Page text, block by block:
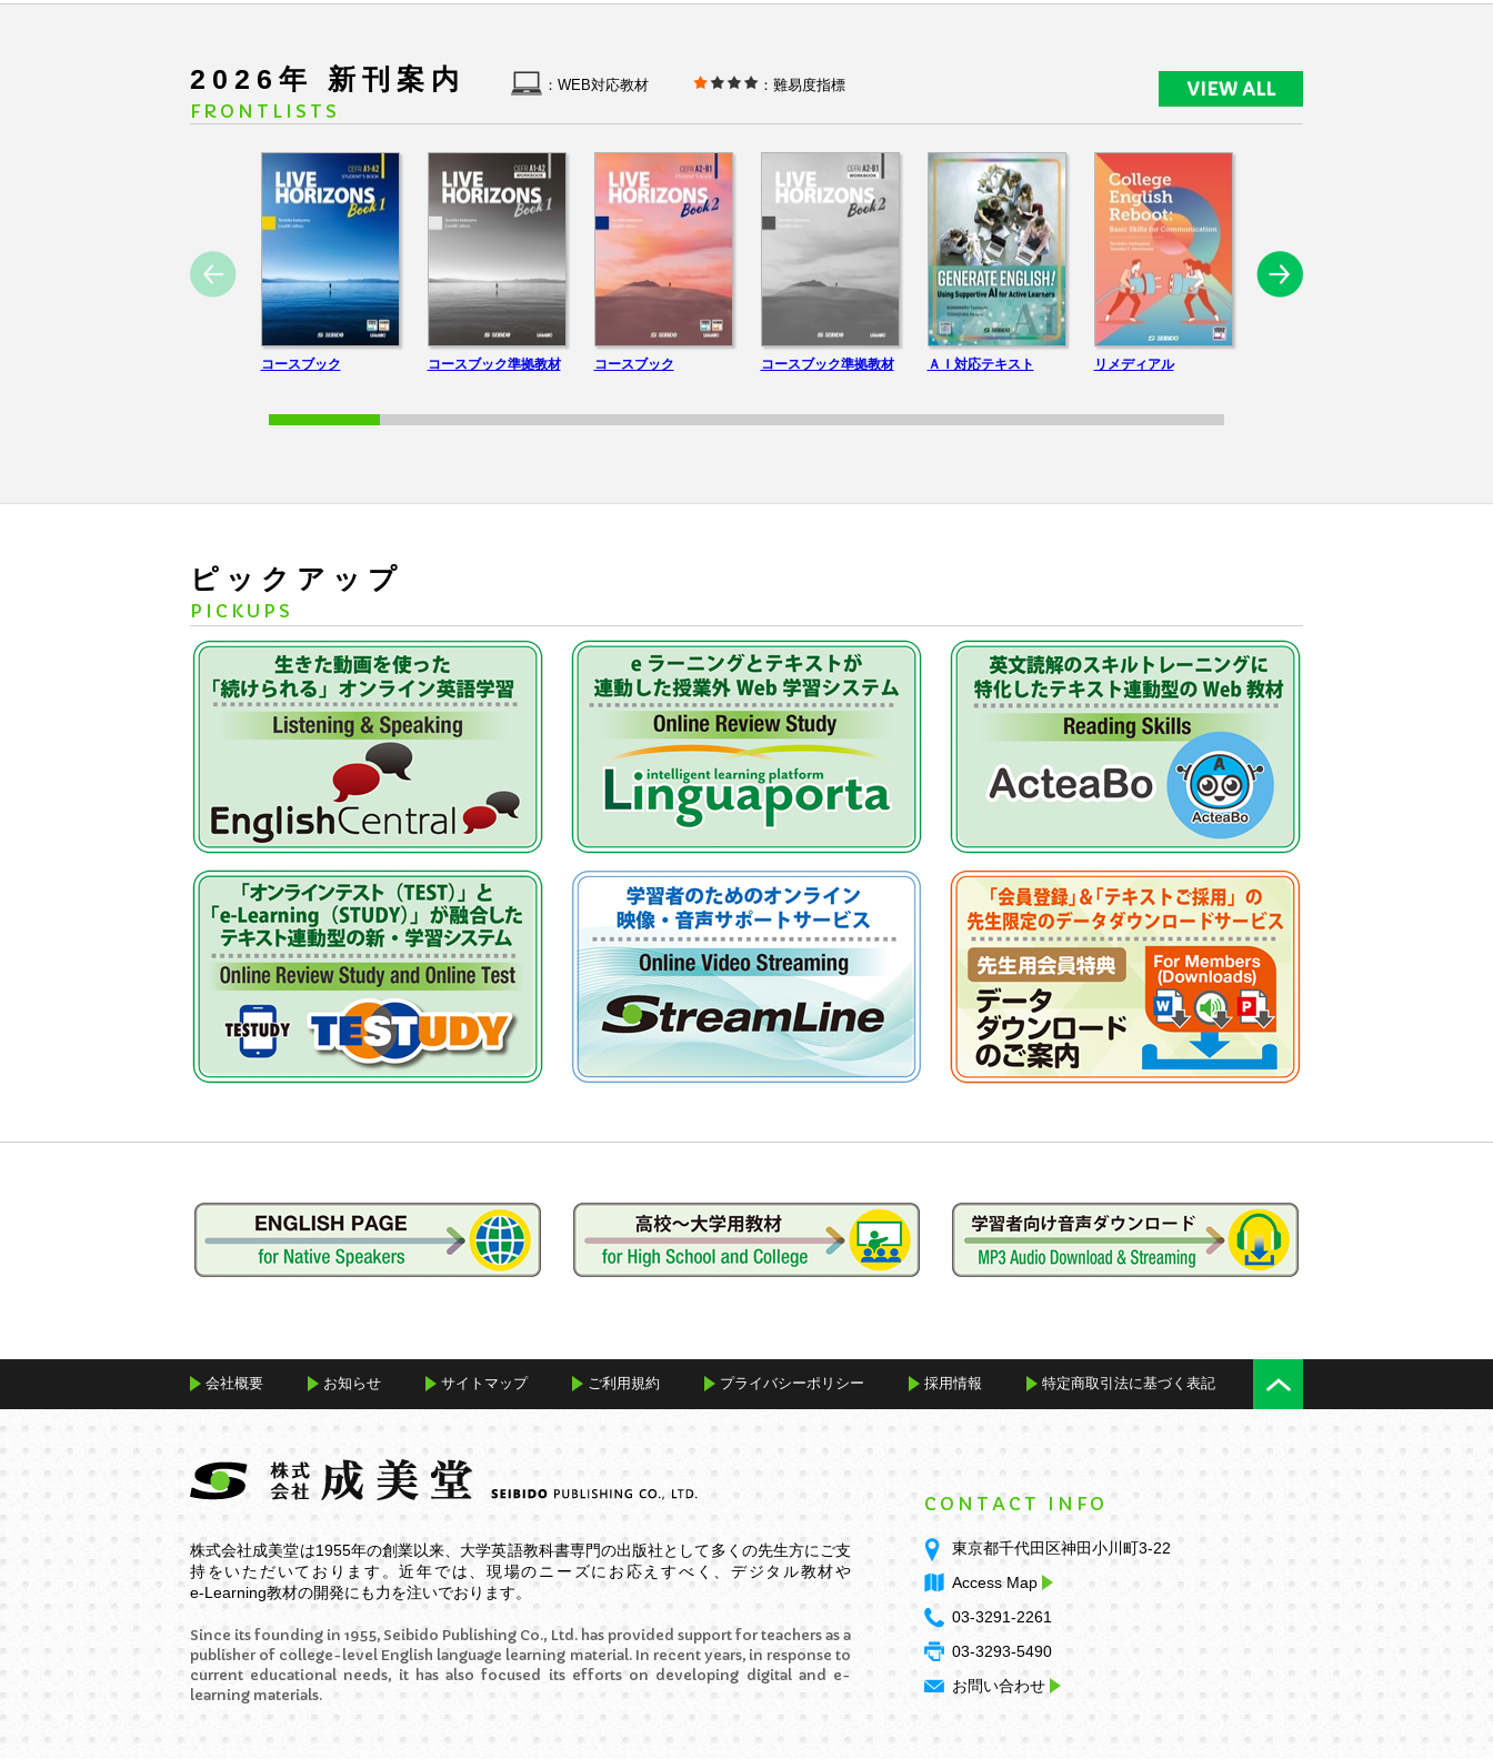
2025.11.12
弊社2026年度新刊『Generate English! -Using Supportive AI for Active
2025.10.24 2026年度 新刊情報を掲載いたしました
2025.04.16 ホームページ閲覧障害のお詫びと復旧のお知らせ
2025.03.19 (現在すべて公開中)「新刊テキスト」に付属する「データ資料」について
2024.11.01 ＨP会員の先生方限定「新刊閲覧サービス」のご案内
2026 年 新刊案内
FRONTLISTS
：WEB対応教材 ：難易度指標 VIEW ALL
コースブック コースブック準拠教材 コースブック コースブック準拠教材 ＡＩ対応テキスト リメディアル
ピックアップ
PICKUPS
会社概要 お知らせ サイトマップ ご利用規約 プライバシーポリシー 採用情報 特定商取引法に基づく表記
株式会社成美堂は1955年の創業以来、大学英語教科書専門の出版社として多くの先生方にご支
持をいただいております。近年では、現場のニーズにお応えすべく、デジタル教材や
e-Learning教材の開発にも力を注いでおります。
Since its founding in 1955, Seibido Publishing Co., Ltd. has provided support for teachers as a
publisher of college-level English language learning material. In recent years, in response to
current educational needs, it has also focused its efforts on developing digital and e-
learning materials.
CONTACT INFO
東京都千代田区神田小川町3-22
Access Map
03-3291-2261
03-3293-5490
お問い合わせ